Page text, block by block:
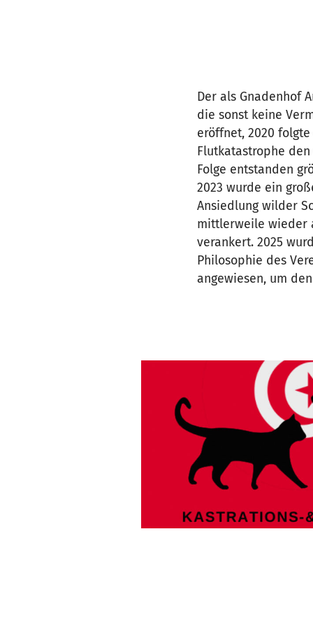
Der als Gnadenhof
die sonst keine
eröffnet, 2020
Flutkatastrophe
Folge entstanden
2023 wurde ein
Ansiedlung wilder
mittlerweile wieder
verankert. 2025
Philosophie des
angewiesen, um